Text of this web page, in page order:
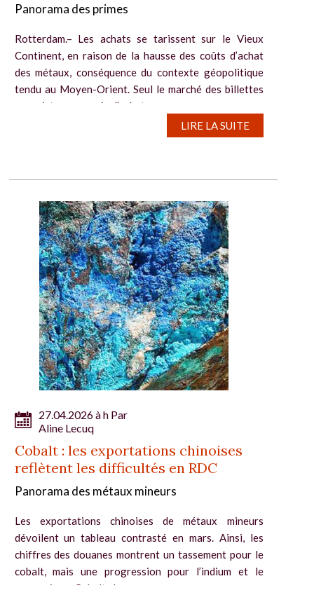
Panorama des primes
Rotterdam.– Les achats se tarissent sur le Vieux
Continent, en raison de la hausse des coûts d’achat
des métaux, conséquence du contexte géopolitique
tendu au Moyen-Orient. Seul le marché des billettes
enregistre un regain d’achats...
LIRE LA SUITE
27.04.2026 à h Par
Aline Lecuq
Cobalt : les exportations chinoises
reflètent les difficultés en RDC
Panorama des métaux mineurs
Les exportations chinoises de métaux mineurs
dévoilent un tableau contrasté en mars. Ainsi, les
chiffres des douanes montrent un tassement pour le
cobalt, mais une progression pour l’indium et le
germanium. Cobalt : les...